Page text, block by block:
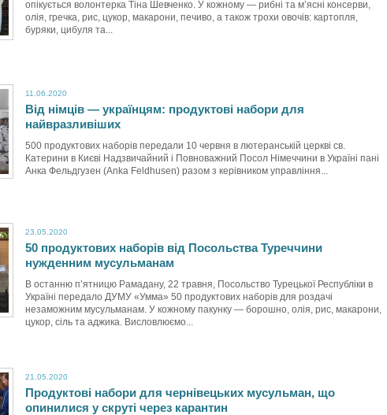
опікується волонтерка Тіна Шевченко. У кожному — рибні та м’ясні консерви,
олія, гречка, рис, цукор, макарони, печиво, а також трохи овочів: картопля,
буряки, цибуля та...
11.06.2020
Від німців — українцям: продуктові набори для
найвразливіших
500 продуктових наборів передали 10 червня в лютеранській церкві св.
Катерини в Києві Надзвичайний і Повноважний Посол Німеччини в Україні пані
Анка Фельдгузен (Anka Feldhusen) разом з керівником управління...
23.05.2020
50 продуктових наборів від Посольства Туреччини
нужденним мусульманам
В останню п’ятницю Рамадану, 22 травня, Посольство Турецької Республіки в
Україні передало ДУМУ «Умма» 50 продуктових наборів для роздачі
незаможним мусульманам. У кожному пакунку — борошно, олія, рис, макарони,
цукор, сіль та аджика. Висловлюємо...
21.05.2020
Продуктові набори для чернівецьких мусульман, що
опинилися у скруті через карантин